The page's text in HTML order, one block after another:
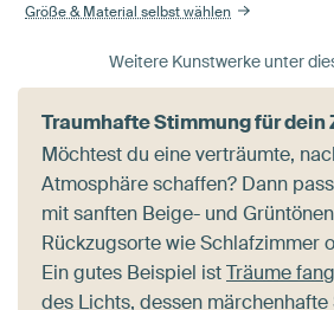
Größe & Material selbst wählen
Weitere Kunstwerke unter
Traumhafte Stimmung für dein
Möchtest du eine verträumte,
Atmosphäre schaffen? Dann
mit sanften Beige- und
Rückzugsorte wie Schlafzimmer
Ein gutes Beispiel istTräume
des Lichts, dessen märchenhafte